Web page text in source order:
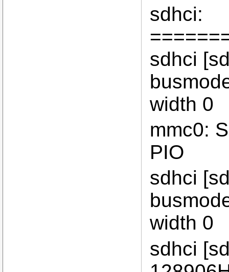
sdhci:
sdhci
width 0
mmc0:
PIO
sdhci
width 0
sdhci